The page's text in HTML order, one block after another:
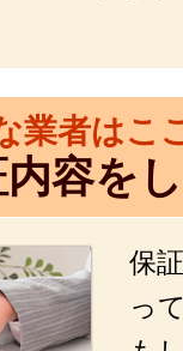
業者はこ
容を
保
っ